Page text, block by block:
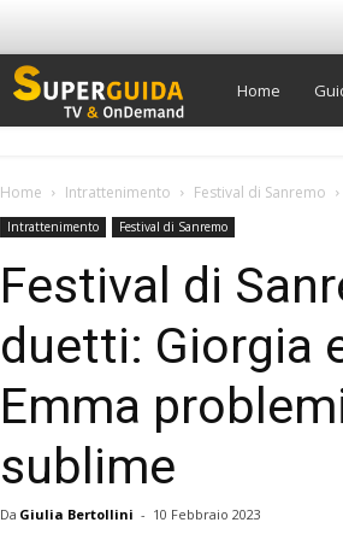
Super
TV
Home
Home Intrattenimento Festival di Sanremo
Intrattenimento Festival di Sanremo
Festival di
duetti: Giorgia
Emma
sublime
Da Giulia Bertollini - 10 Febbraio 2023